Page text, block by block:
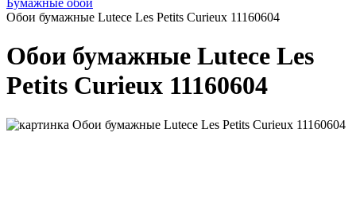
Обои бумажные Lutece Les Petits Curieux 11160604
Обои бумажные Lutece Les
Petits Curieux 11160604